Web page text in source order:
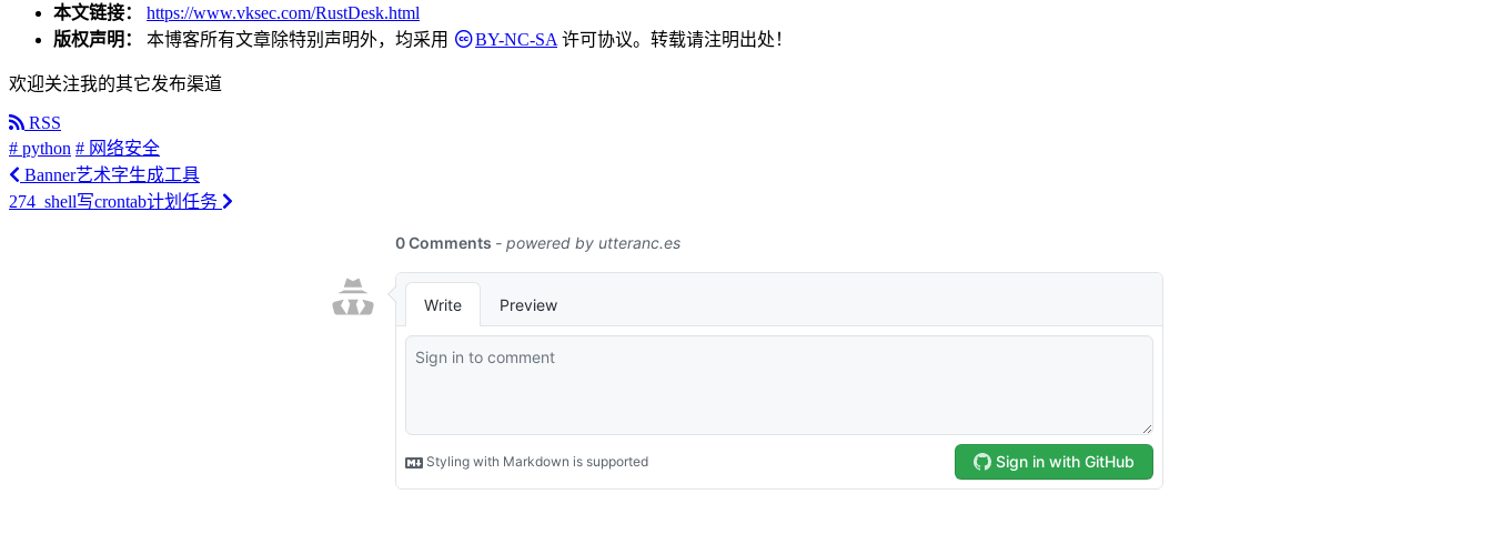
本文链接：
https://www.vksec.com/RustDesk.html
版权声明： 本博客所有文章除特别声明外，均采用 BY-NC-SA 许可协议。转载请注明出处！
欢迎关注我的其它发布渠道
RSS
# python # 网络安全
Banner艺术字生成工具
274_shell写crontab计划任务